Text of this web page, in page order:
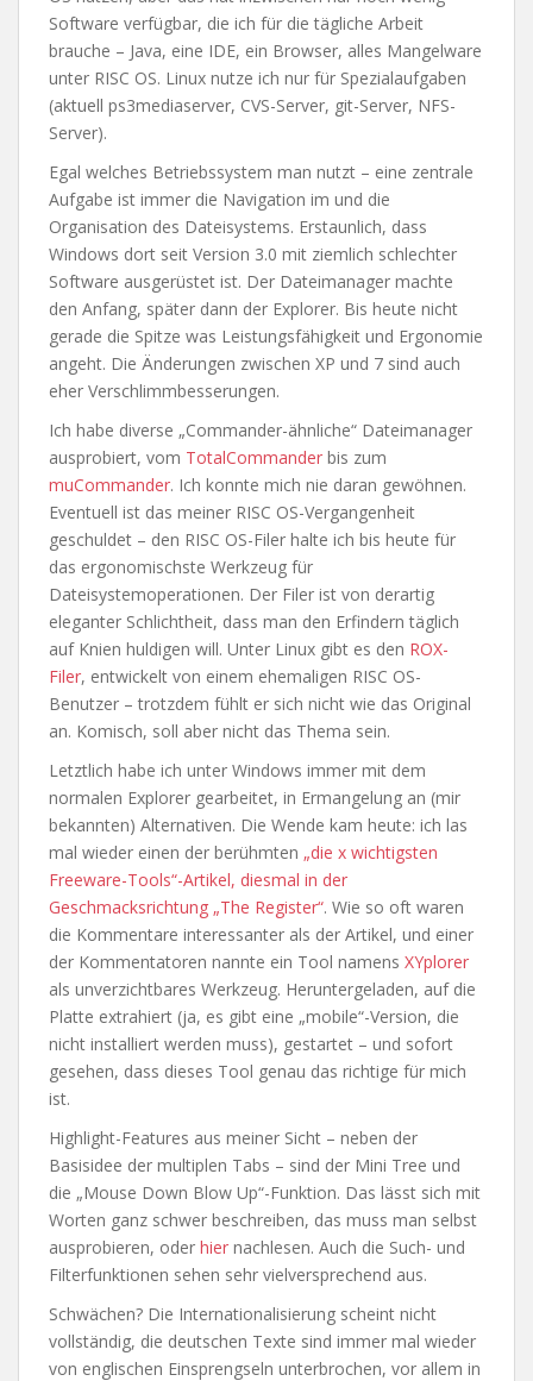
Software verfügbar, die ich für die tägliche Arbeit
brauche – Java, eine IDE, ein Browser, alles Mangelware
unter RISC OS. Linux nutze ich nur für Spezialaufgaben
(aktuell ps3mediaserver, CVS-Server, git-Server, NFS-
Server).
Egal welches Betriebssystem man nutzt – eine zentrale
Aufgabe ist immer die Navigation im und die
Organisation des Dateisystems. Erstaunlich, dass
Windows dort seit Version 3.0 mit ziemlich schlechter
Software ausgerüstet ist. Der Dateimanager machte
den Anfang, später dann der Explorer. Bis heute nicht
gerade die Spitze was Leistungsfähigkeit und Ergonomie
angeht. Die Änderungen zwischen XP und 7 sind auch
eher Verschlimmbesserungen.
Ich habe diverse „Commander-ähnliche“ Dateimanager
ausprobiert, vom TotalCommander bis zum
muCommander. Ich konnte mich nie daran gewöhnen.
Eventuell ist das meiner RISC OS-Vergangenheit
geschuldet – den RISC OS-Filer halte ich bis heute für
das ergonomischste Werkzeug für
Dateisystemoperationen. Der Filer ist von derartig
eleganter Schlichtheit, dass man den Erfindern täglich
auf Knien huldigen will. Unter Linux gibt es den ROX-
Filer, entwickelt von einem ehemaligen RISC OS-
Benutzer – trotzdem fühlt er sich nicht wie das Original
an. Komisch, soll aber nicht das Thema sein.
Letztlich habe ich unter Windows immer mit dem
normalen Explorer gearbeitet, in Ermangelung an (mir
bekannten) Alternativen. Die Wende kam heute: ich las
mal wieder einen der berühmten „die x wichtigsten
Freeware-Tools“-Artikel, diesmal in der
Geschmacksrichtung „The Register“. Wie so oft waren
die Kommentare interessanter als der Artikel, und einer
der Kommentatoren nannte ein Tool namens XYplorer
als unverzichtbares Werkzeug. Heruntergeladen, auf die
Platte extrahiert (ja, es gibt eine „mobile“-Version, die
nicht installiert werden muss), gestartet – und sofort
gesehen, dass dieses Tool genau das richtige für mich
ist.
Highlight-Features aus meiner Sicht – neben der
Basisidee der multiplen Tabs – sind der Mini Tree und
die „Mouse Down Blow Up“-Funktion. Das lässt sich mit
Worten ganz schwer beschreiben, das muss man selbst
ausprobieren, oder hier nachlesen. Auch die Such- und
Filterfunktionen sehen sehr vielversprechend aus.
Schwächen? Die Internationalisierung scheint nicht
vollständig, die deutschen Texte sind immer mal wieder
von englischen Einsprengseln unterbrochen, vor allem in